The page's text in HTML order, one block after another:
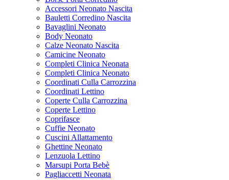
Accessori Neonato Nascita
Bauletti Corredino Nascita
Bavaglini Neonato
Body Neonato
Calze Neonato Nascita
Camicine Neonato
Completi Clinica Neonata
Completi Clinica Neonato
Coordinati Culla Carrozzina
Coordinati Lettino
Coperte Culla Carrozzina
Coperte Lettino
Coprifasce
Cuffie Neonato
Cuscini Allattamento
Ghettine Neonato
Lenzuola Lettino
Marsupi Porta Bebè
Pagliaccetti Neonata